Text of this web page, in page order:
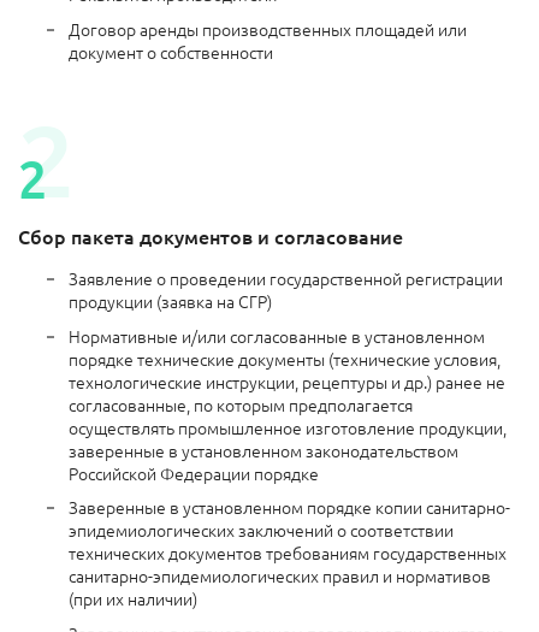
Договор аренды производственных площадей или
документ о собственности
Сбор пакета документов и согласование
Заявление о проведении государственной регистрации
продукции (заявка на СГР)
Нормативные и/или согласованные в установленном
порядке технические документы (технические условия,
технологические инструкции, рецептуры и др.) ранее не
согласованные, по которым предполагается
осуществлять промышленное изготовление продукции,
заверенные в установленном законодательством
Российской Федерации порядке
Заверенные в установленном порядке копии санитарно-
эпидемиологических заключений о соответствии
технических документов требованиям государственных
санитарно-эпидемиологических правил и нормативов
(при их наличии)